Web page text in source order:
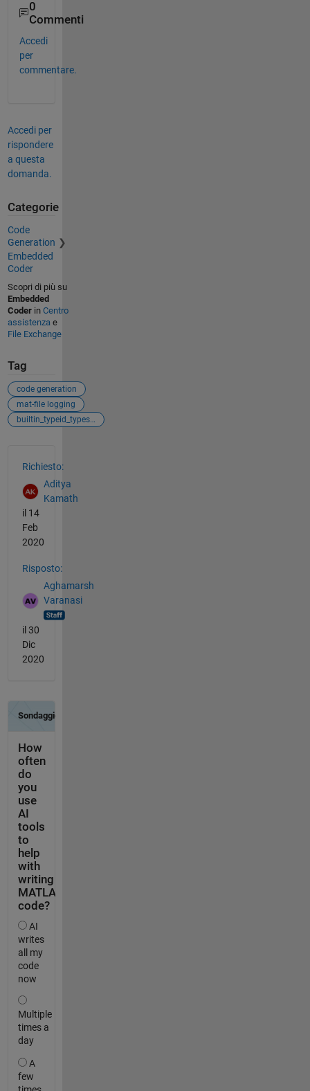
0
Commenti
Accedi
per
commentare.
Accedi per
rispondere
a questa
domanda.
Categorie
Code
Generation
Embedded
Coder
Scopri di più su
Embedded
Coderin Centro
assistenza e
File Exchange
Tag
code generation
mat-file logging
builtin_typeid_types.h
Richiesto:
Aditya
Kamath
il 14
Feb
2020
Risposto:
Aghamarsh
Varanasi
il 30
Dic
2020